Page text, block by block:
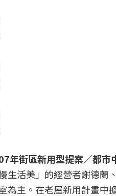
年街區新用型提案／都市
生活美」的經營者謝德蘭
為主。在老屋新用計畫中